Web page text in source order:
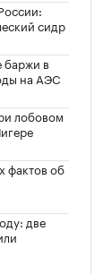
сидр
баржи в
на АЭС
лобовом
фактов об
две